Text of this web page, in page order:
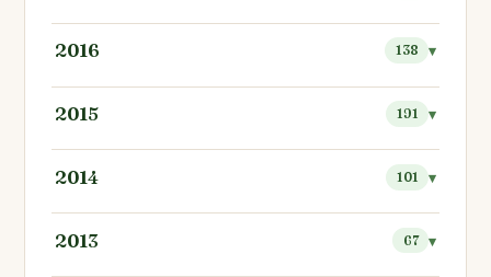
2016 138
2015 191
2014 101
2013 67